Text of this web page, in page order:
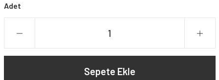
Adet
Sepete Ekle